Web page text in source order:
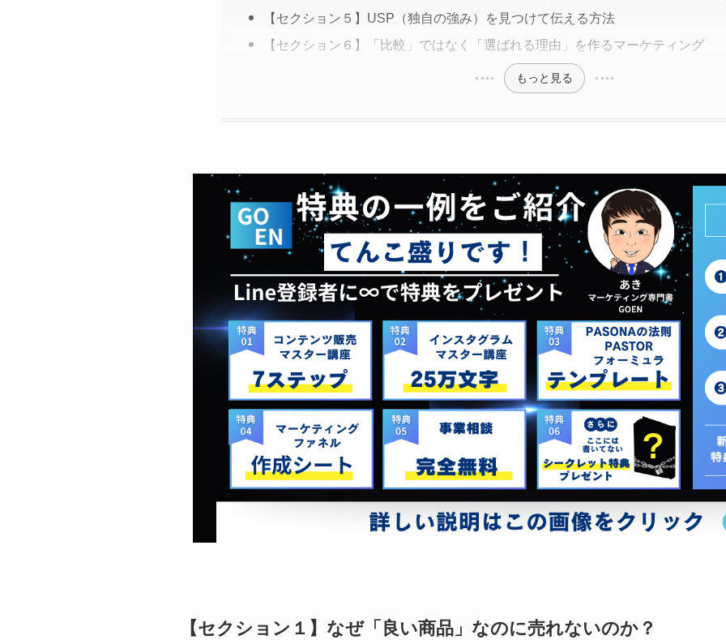
【セクション５】USP（独自の強み）を見つけて伝える方法
【セクション６】「比較」ではなく「選ばれる理由」を作るマーケティング
もっと見る
【セクション１】なぜ「良い商品」なのに売れないのか？